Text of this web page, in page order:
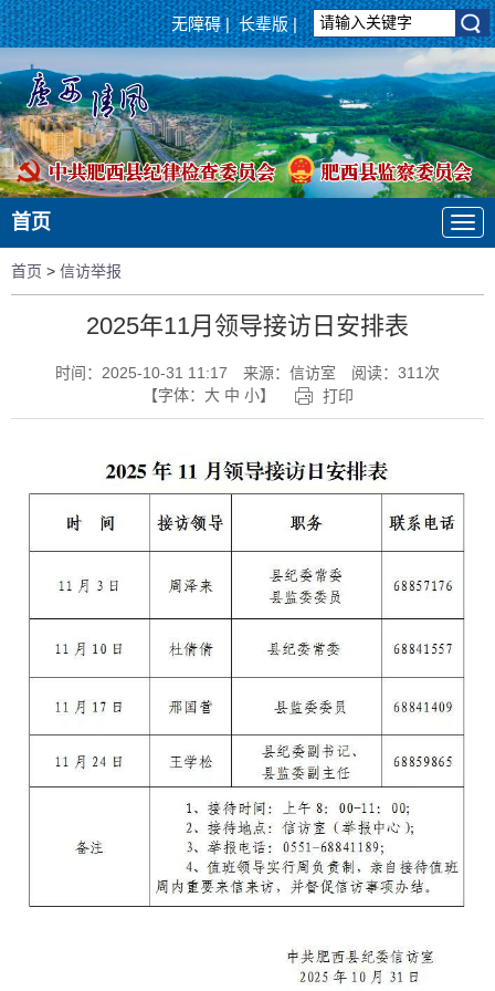
无障碍|长辈版|
首页
首页 > 信访举报
2025年11月领导接访日安排表
时间：2025-10-31 11:17 来源：信访室 阅读： 311 次
【字体： 大 中 小】 打印